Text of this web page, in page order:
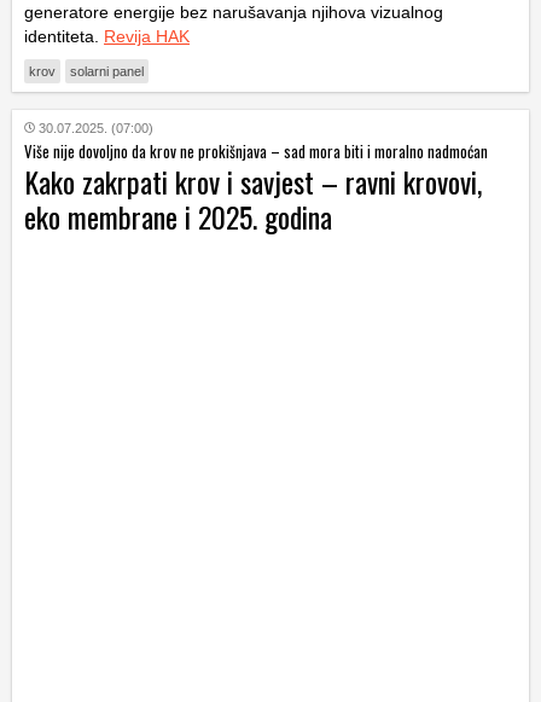
generatore energije bez narušavanja njihova vizualnog
identiteta. Revija HAK
krov solarni panel
30.07.2025. (07:00)
Više nije dovoljno da krov ne prokišnjava – sad mora biti i moralno nadmoćan
Kako zakrpati krov i savjest – ravni krovovi,
eko membrane i 2025. godina